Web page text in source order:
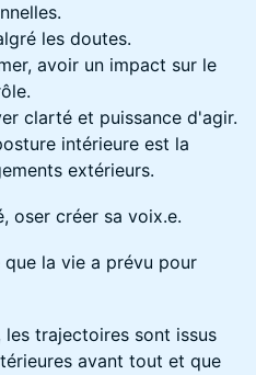
les doutes.
avoir un impact sur le
clarté et puissance d'agir.
intérieure est la
extérieurs.
oser créer sa voix.e.
la vie a prévu pour
trajectoires sont issus
avant tout et que